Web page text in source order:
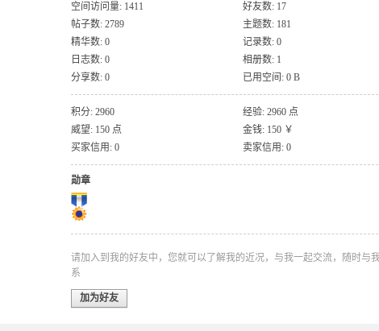
空间访问量: 1411
好友数: 17
帖子数: 2789
主题数: 181
精华数: 0
记录数: 0
日志数: 0
相册数: 1
分享数: 0
已用空间: 0 B
积分: 2960
经验: 2960 点
威望: 150 点
金钱: 150 ￥
买家信用: 0
卖家信用: 0
勋章
请加入到我的好友中，您就可以了解我的近况，与我一起交流，随时与
系
加为好友